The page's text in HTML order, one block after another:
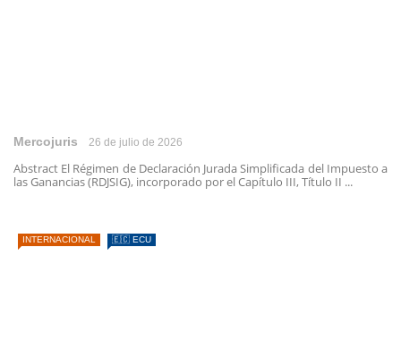
Mercojuris 26 de julio de 2026
Abstract El Régimen de Declaración Jurada Simplificada del Impuesto a
las Ganancias (RDJSIG), incorporado por el Capítulo III, Título II ...
INTERNACIONAL 🇪🇨 ECU